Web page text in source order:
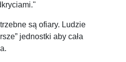
są ofiary. Ludzie
jednostki aby cała